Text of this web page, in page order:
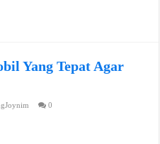
Yang Tepat Agar
0